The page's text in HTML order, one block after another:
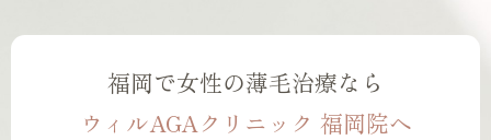
福岡で女性の薄毛治療なら
ウィルAGAクリニック 福岡院へ